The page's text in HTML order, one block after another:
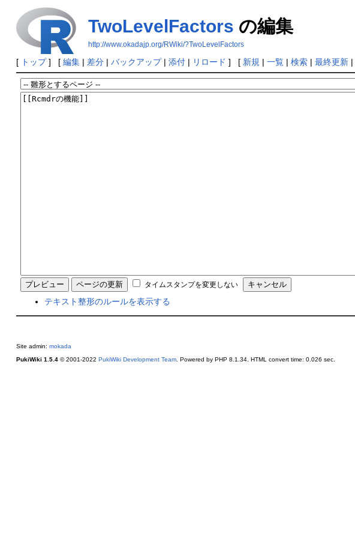
TwoLevelFactors の編集
http://www.okadajp.org/RWiki/?TwoLevelFactors
[ トップ] [ 編集| 差分| バックアップ| 添付| リロード ] [ 新規 | 一覧| 検索| 最終更新|
タイムスタンプを変更しない
テキスト整形のルールを表示する
Site admin: mokada
PukiWiki 1.5.4© 2001-2022 PukiWiki Development Team. Powered by PHP 8.1.34. HTML convert time: 0.026 sec.